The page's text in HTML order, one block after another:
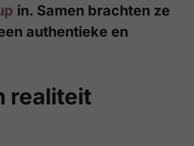
in. Samen brachten ze
authentieke en
realiteit